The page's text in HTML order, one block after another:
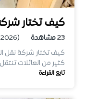
كيف تختار
23مشاهدة
(1/9/2026)
كيف تختار شركة نقل
كثير من العائلات
تابع القراءة